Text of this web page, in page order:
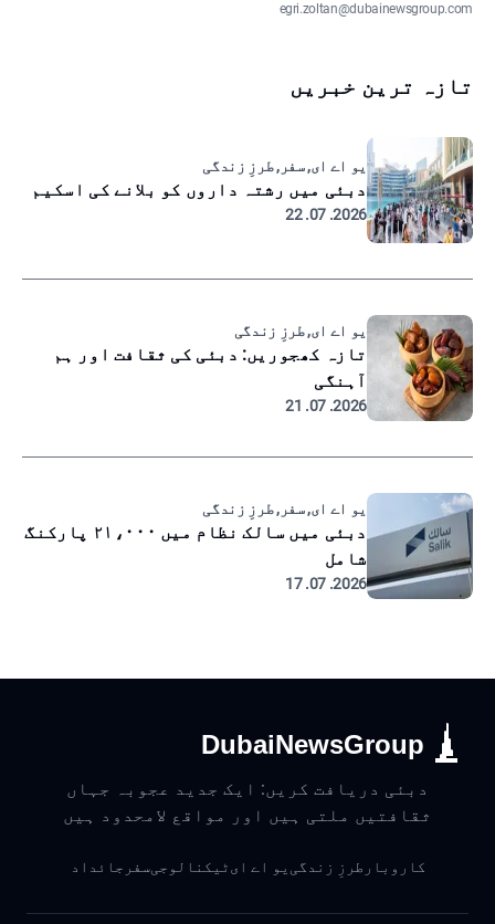
egri.zoltan@dubainewsgroup.com
تازہ ترین خبریں
یو اے ای, سفر, طرزِ زندگی
دبئی میں رشتہ داروں کو بلانے کی اسکیم
2026. 07. 22
یو اے ای, طرزِ زندگی
تازہ کھجوریں: دبئی کی ثقافت اور ہم
آہنگی
2026. 07. 21
یو اے ای, سفر, طرزِ زندگی
دبئی میں سالک نظام میں ۲۱،۰۰۰ پارکنگ
شامل
2026. 07. 17
DubaiNewsGroup
دبئی دریافت کریں: ایک جدید عجوبہ جہاں
ثقافتیں ملتی ہیں اور مواقع لامحدود ہیں
کاروبار طرزِ زندگی یو اے ایٹیکنالوجیسفر جائداد